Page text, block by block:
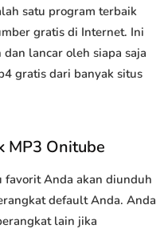
satu program terbaik
gratis di Internet. Ini
lancar oleh siapa saja
gratis dari banyak situs
MP3 Onitube
Anda akan diunduh
default Anda. Anda
lain jika